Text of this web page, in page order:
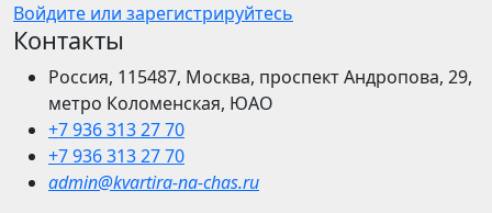
Войдите или зарегистрируйтесь
Контакты
Россия, 115487, Москва, проспект Андропова, 29,
метро Коломенская, ЮАО
+7 936 313 27 70
+7 936 313 27 70
admin@kvartira-na-chas.ru